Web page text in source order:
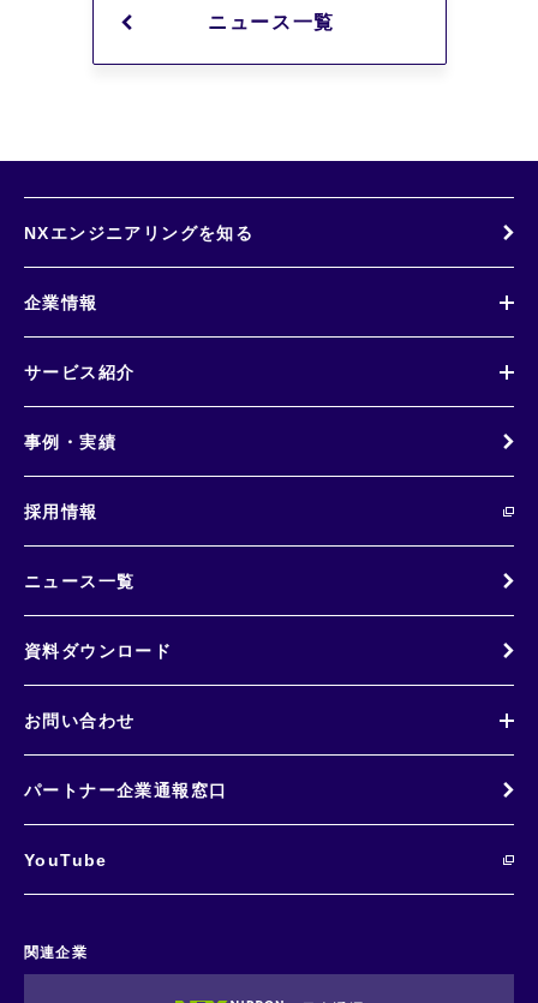
ニュース一覧
NXエンジニアリングを知る
企業情報
サービス紹介
事例・実績
採用情報
ニュース一覧
資料ダウンロード
お問い合わせ
パートナー企業通報窓口
YouTube
関連企業